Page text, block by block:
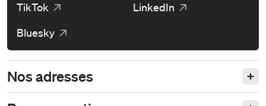
TikTok
LinkedIn
Bluesky
Nos adresses